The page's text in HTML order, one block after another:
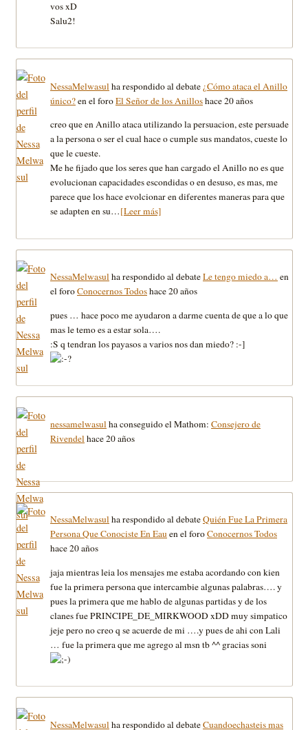
vos xD
Salu2!
NessaMelwasulha respondido al debate¿Cómo ataca el Anillo
único?en el foroEl Señor de los Anilloshace 20 años
creo que en Anillo ataca utilizando la persuacion, este persuade
a la persona o ser el cual hace o cumple sus mandatos, cueste lo
que le cueste.
Me he fijado que los seres que han cargado el Anillo no es que
evolucionan capacidades escondidas o en desuso, es mas, me
parece que los hace evolcionar en diferentes maneras para que
se adapten en su…[Leer más]
NessaMelwasulha respondido al debateLe tengo miedo a… en
el foroConocernos Todoshace 20 años
pues … hace poco me ayudaron a darme cuenta de que a lo que
mas le temo es a estar sola….
:S q tendran los payasos a varios nos dan miedo? :-]
nessamelwasulha conseguido el Mathom: Consejero de
Rivendelhace 20 años
NessaMelwasulha respondido al debateQuién Fue La Primera
Persona Que Conociste En Eauen el foroConocernos Todos
hace 20 años
jaja mientras leia los mensajes me estaba acordando con kien
fue la primera persona que intercambie algunas palabras…. y
pues la primera que me hablo de algunas partidas y de los
clanes fue PRINCIPE_DE_MIRKWOOD xDD muy simpatico
jeje pero no creo q se acuerde de mi ….y pues de ahi con Lali
… fue la primera que me agrego al msn tb ^^ gracias soni
NessaMelwasulha respondido al debateCuandoechasteis mas